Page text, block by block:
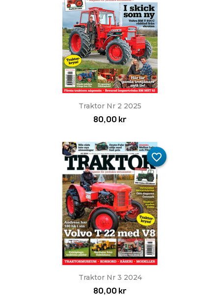
Traktor Nr 2 2025
80,00 kr
Traktor Nr 3 2024
80,00 kr
favorite_border